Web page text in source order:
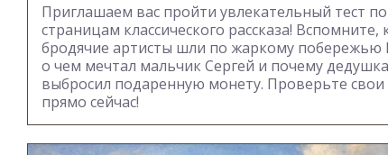
Приглашаем вас пройти увлекательный тест по
страницам классического рассказа! Вспомните,
бродячие артисты шли по жаркому побережью
о чем мечтал мальчик Сергей и почему дедушка
выбросил подаренную монету. Проверьте свои
прямо сейчас!